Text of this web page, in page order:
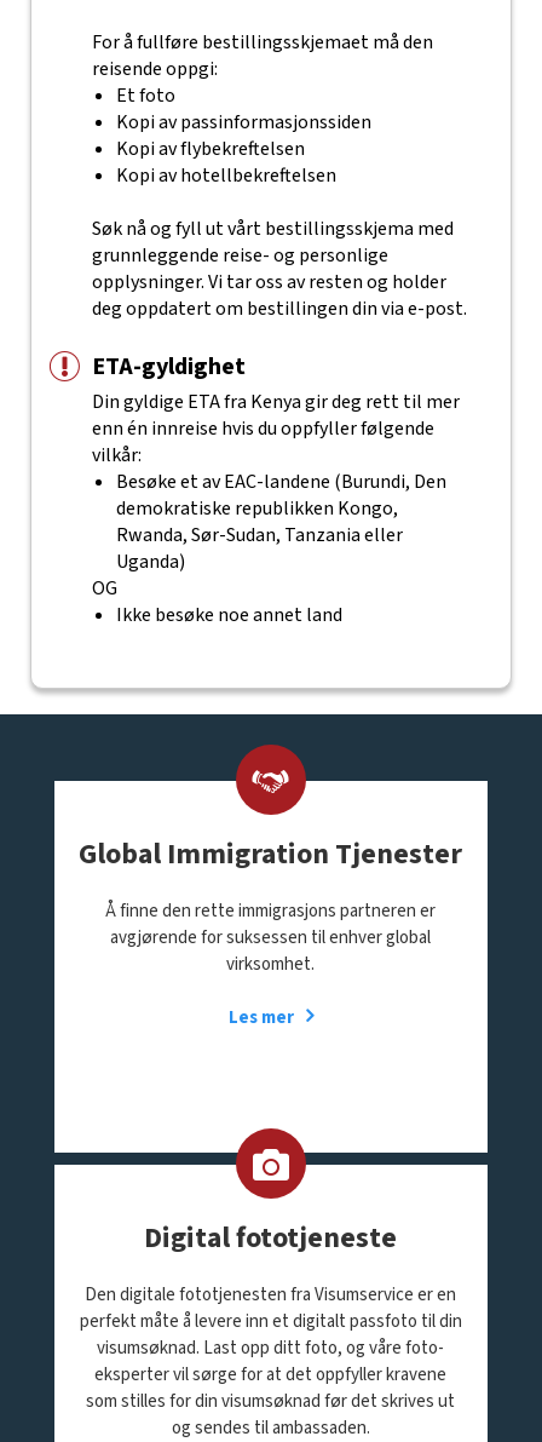
For å fullføre bestillingsskjemaet må den
reisende oppgi:
Et foto
Kopi av passinformasjonssiden
Kopi av flybekreftelsen
Kopi av hotellbekreftelsen
Søk nå og fyll ut vårt bestillingsskjema med
grunnleggende reise- og personlige
opplysninger. Vi tar oss av resten og holder
deg oppdatert om bestillingen din via e-post.
ETA-gyldighet
Din gyldige ETA fra Kenya gir deg rett til mer
enn én innreise hvis du oppfyller følgende
vilkår:
Besøke et av EAC-landene (Burundi, Den
demokratiske republikken Kongo,
Rwanda, Sør-Sudan, Tanzania eller
Uganda)
OG
Ikke besøke noe annet land
Global Immigration Tjenester
Å finne den rette immigrasjons partneren er
avgjørende for suksessen til enhver global
virksomhet.
Les mer
Digital fototjeneste
Den digitale fototjenesten fra Visumservice er en
perfekt måte å levere inn et digitalt passfoto til din
visumsøknad. Last opp ditt foto, og våre foto-
eksperter vil sørge for at det oppfyller kravene
som stilles for din visumsøknad før det skrives ut
og sendes til ambassaden.